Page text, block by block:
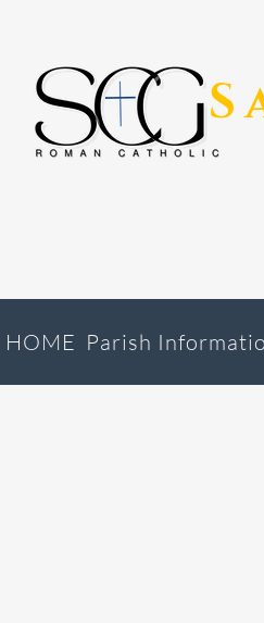
HOME Parish